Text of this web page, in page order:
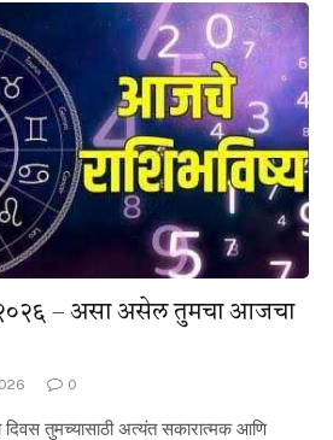
– असा असेल तुमचा आजचा
0
तुमच्यासाठी अत्यंत सकारात्मक आणि